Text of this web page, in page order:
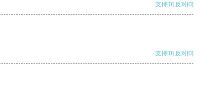
支持[0] 反对[0]
支持[0] 反对[0]